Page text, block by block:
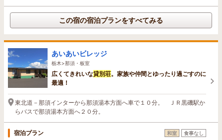
この宿の宿泊プランをすべてみる
あいあいビレッジ
栃木>那須・板室
広くてきれいな貸別荘。家族や仲間とゆったり過ごすのに
最適！
東北道－那須インターから那須湯本方面へ車で１０分。 ＪＲ黒磯駅か
らバスで那須湯本方面へ２０分。
宿泊プラン 和室 食事なし